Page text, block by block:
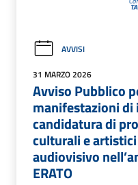
AVVISI
31 MARZO 2026
Avviso Pubblico
manifestazioni di
candidatura di
culturali e
audiovisivo
ERATO